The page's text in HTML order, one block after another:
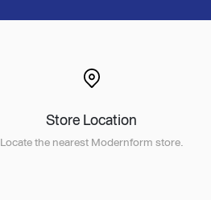
Store Location
Locate the nearest Modernform store.